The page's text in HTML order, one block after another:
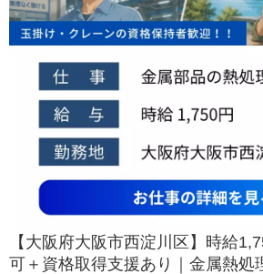
【大阪府大阪市西淀川区】時給
可＋資格取得支援あり｜金属熱処